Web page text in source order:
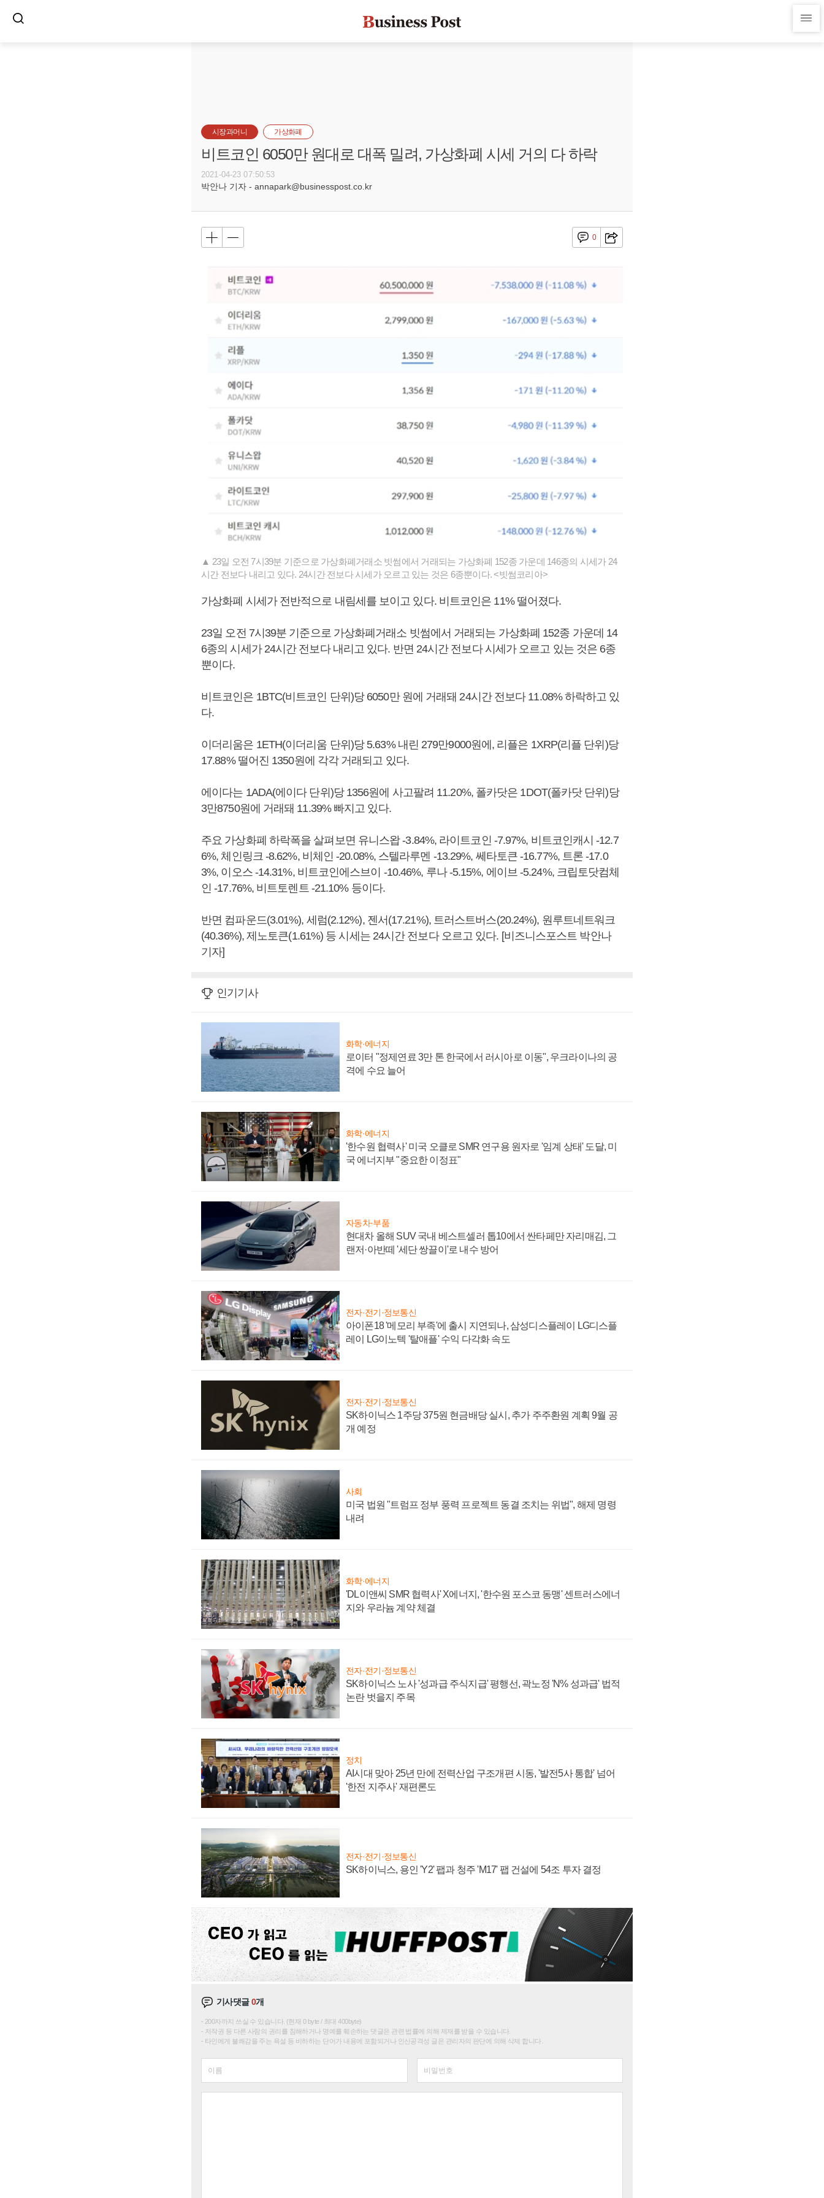
시장과머니 가상화폐
비트코인 6050만 원대로 대폭 밀려, 가상화폐 시세 거의 다 하락
2021-04-23 07:50:53
박안나 기자 - annapark@businesspost.co.kr
0
▲ 23일 오전 7시39분 기준으로 가상화폐거래소 빗썸에서 거래되는 가상화폐 152종 가운데 146종의 시세가 24
시간 전보다 내리고 있다. 24시간 전보다 시세가 오르고 있는 것은 6종뿐이다. <빗썸코리아>
가상화폐 시세가 전반적으로 내림세를 보이고 있다. 비트코인은 11% 떨어졌다.
23일 오전 7시39분 기준으로 가상화폐거래소 빗썸에서 거래되는 가상화폐 152종 가운데 14
6종의 시세가 24시간 전보다 내리고 있다. 반면 24시간 전보다 시세가 오르고 있는 것은 6종
뿐이다.
비트코인은 1BTC(비트코인 단위)당 6050만 원에 거래돼 24시간 전보다 11.08% 하락하고 있
다.
이더리움은 1ETH(이더리움 단위)당 5.63% 내린 279만9000원에, 리플은 1XRP(리플 단위)당
17.88% 떨어진 1350원에 각각 거래되고 있다.
에이다는 1ADA(에이다 단위)당 1356원에 사고팔려 11.20%, 폴카닷은 1DOT(폴카닷 단위)당
3만8750원에 거래돼 11.39% 빠지고 있다.
주요 가상화폐 하락폭을 살펴보면 유니스왑 -3.84%, 라이트코인 -7.97%, 비트코인캐시 -12.7
6%, 체인링크 -8.62%, 비체인 -20.08%, 스텔라루멘 -13.29%, 쎄타토큰 -16.77%, 트론 -17.0
3%, 이오스 -14.31%, 비트코인에스브이 -10.46%, 루나 -5.15%, 에이브 -5.24%, 크립토닷컴체
인 -17.76%, 비트토렌트 -21.10% 등이다.
반면 컴파운드(3.01%), 세럼(2.12%), 젠서(17.21%), 트러스트버스(20.24%), 원루트네트워크
(40.36%), 제노토큰(1.61%) 등 시세는 24시간 전보다 오르고 있다. [비즈니스포스트 박안나
기자]
인기기사
화학·에너지
로이터 "정제연료 3만 톤 한국에서 러시아로 이동", 우크라이나의 공
격에 수요 늘어
화학·에너지
'한수원 협력사' 미국 오클로 SMR 연구용 원자로 '임계 상태' 도달, 미
국 에너지부 "중요한 이정표"
자동차·부품
현대차 올해 SUV 국내 베스트셀러 톱10에서 싼타페만 자리매김, 그
랜저·아반떼 '세단 쌍끌이'로 내수 방어
전자·전기·정보통신
아이폰18 '메모리 부족'에 출시 지연되나, 삼성디스플레이 LG디스플
레이 LG이노텍 '탈애플' 수익 다각화 속도
전자·전기·정보통신
SK하이닉스 1주당 375원 현금배당 실시, 추가 주주환원 계획 9월 공
개 예정
사회
미국 법원 "트럼프 정부 풍력 프로젝트 동결 조치는 위법", 해제 명령
내려
화학·에너지
'DL이앤씨 SMR 협력사' X에너지, '한수원 포스코 동맹' 센트러스에너
지와 우라늄 계약 체결
전자·전기·정보통신
SK하이닉스 노사 '성과급 주식지급' 평행선, 곽노정 'N% 성과급' 법적
논란 벗을지 주목
정치
AI시대 맞아 25년 만에 전력산업 구조개편 시동, '발전5사 통합' 넘어
'한전 지주사' 재편론도
전자·전기·정보통신
SK하이닉스, 용인 'Y2' 팹과 청주 'M17' 팹 건설에 54조 투자 결정
기사댓글0개
200자까지 쓰실 수 있습니다. (현재 0 byte / 최대 400byte)
저작권 등 다른 사람의 권리를 침해하거나 명예를 훼손하는 댓글은 관련 법률에 의해 제재를 받을 수 있습니다.
타인에게 불쾌감을 주는 욕설 등 비하하는 단어가 내용에 포함되거나 인신공격성 글은 관리자의 판단에 의해 삭제 합니다.